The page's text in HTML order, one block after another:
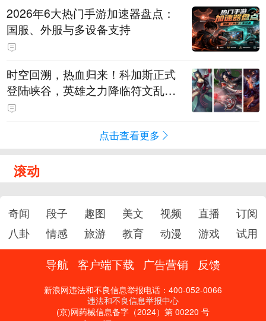
2026年6大热门手游加速器盘点：
国服、外服与多设备支持
时空回溯，热血归来！科加斯正式
登陆峡谷，英雄之力降临符文乱
斗！
点击查看更多
滚动
奇闻 段子 趣图 美文 视频 直播
订阅
八卦
情感 旅游 教育 动漫 游戏 试用
导航 客户端下载 广告营销 反馈
新浪网违法和不良信息举报电话：400-052-0066
违法和不良信息举报中心
(京)网药械信息备字（2024）第 00220 号